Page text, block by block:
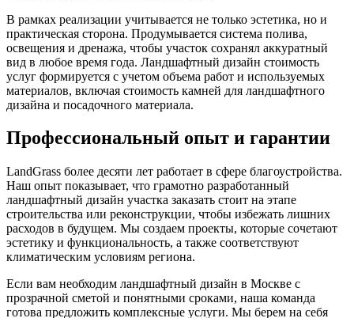
В рамках реализации учитывается не только эстетика, но и
практическая сторона. Продумывается система полива,
освещения и дренажа, чтобы участок сохранял аккуратный
вид в любое время года. Ландшафтный дизайн стоимость
услуг формируется с учетом объема работ и используемых
материалов, включая стоимость камней для ландшафтного
дизайна и посадочного материала.
Профессиональный опыт и гарантии
LandGrass более десяти лет работает в сфере благоустройства.
Наш опыт показывает, что грамотно разработанный
ландшафтный дизайн участка заказать стоит на этапе
строительства или реконструкции, чтобы избежать лишних
расходов в будущем. Мы создаем проекты, которые сочетают
эстетику и функциональность, а также соответствуют
климатическим условиям региона.
Если вам необходим ландшафтный дизайн в Москве с
прозрачной сметой и понятными сроками, наша команда
готова предложить комплексные услуги. Мы берем на себя